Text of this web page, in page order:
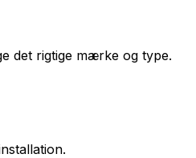
det rigtige mærke og type.